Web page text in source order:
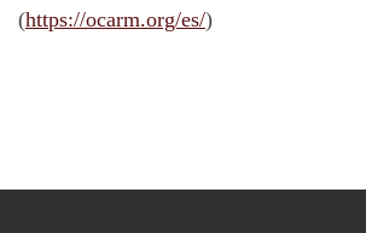
(https://ocarm.org/es/)